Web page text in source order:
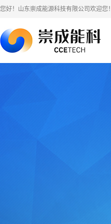
您好！山东崇成能源科技有限公司欢迎您！